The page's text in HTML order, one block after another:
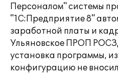
Персоналом" системы
"1С:Предприятие 8"
заработной платы и
Ульяновское ПРОП
установка программы,
конфигурацию не